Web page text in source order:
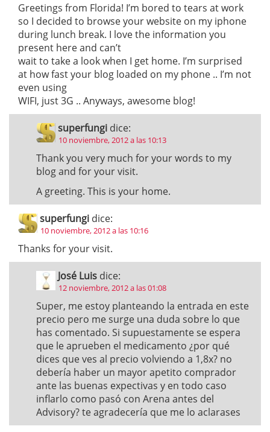
Greetings from Florida! I’m bored to tears at work
so I decided to browse your website on my iphone
during lunch break. I love the information you
present here and can’t
wait to take a look when I get home. I’m surprised
at how fast your blog loaded on my phone .. I’m not
even using
WIFI, just 3G .. Anyways, awesome blog!
superfungi dice:
10 noviembre, 2012 a las 10:13
Thank you very much for your words to my
blog and for your visit.
A greeting. This is your home.
superfungi dice:
10 noviembre, 2012 a las 10:16
Thanks for your visit.
José Luis dice:
12 noviembre, 2012 a las 01:08
Super, me estoy planteando la entrada en este
precio pero me surge una duda sobre lo que
has comentado. Si supuestamente se espera
que le aprueben el medicamento ¿por qué
dices que ves al precio volviendo a 1,8x? no
debería haber un mayor apetito comprador
ante las buenas expectivas y en todo caso
inflarlo como pasó con Arena antes del
Advisory? te agradecería que me lo aclarases